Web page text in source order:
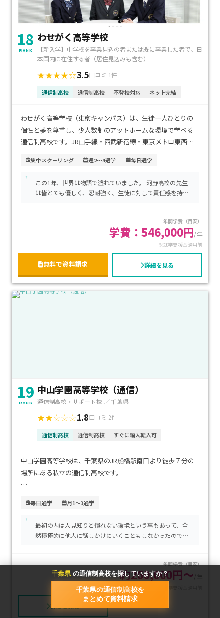
18
RANK
わせがく高等学校
【新入学】中学校を卒業見込の者または既に卒業した者で、日
本国内に在住する者（居住見込みも含む）
★★★★☆3.5口コミ 1件
通信制高校 通信制高校 不登校対応 ネット完結
​わせがく高等学校（東京キャンパス）は、生徒一人ひとりの
個性と夢を尊重し、少人数制のアットホームな環境で学べる
通信制高校です。​JR山手線・西武新宿線・東京メトロ東西線
立地です。 ​学習スタイルは全日型（週5日制）、通学型（週2
日制）、自学型（通信制）から選択可能で、学費はスタイルに
より異なりますが、全日型の場合、年間約968,000円となりま
集中スクーリング 週2～4通学 毎日通学
"
この1年、世界は物語で溢れていました。 河野高校の先生
は皆とても優しく、忍耐強く、生徒に対して責任感を持っ
年間学費（目安）
学費：546,000円/年
※就学支援金適用前
無料で資料請求 詳細を見る
19
RANK
中山学園高等学校（通信）
通信制高校・サポート校 ／ 千葉県
★★☆☆☆1.8口コミ 2件
通信制高校 通信制高校 すぐに編入転入可
中山学園高等学校は、千葉県のJR船橋駅南口より徒歩７分の
場所にある私立の通信制高校です。
ス」と、１ヶ月に２回程度土曜日に登校する「土曜スクーリン
グコース」の２つのコースがあります。
不登校経験者や勉強が苦手な生徒へのサポートが手厚く、先
生と生徒の距離が近いため話しやすい環境が整っています。
25名程度の少人数クラスで、基礎・基本から学習をスタート
できるのが特長です。
毎日通学 月1～3通学
"
最初の内は人見知りと慣れない環境という事もあって、全
然積極的に他人に話しかけにいくこともしなかったのです
年間学費（目安）
約260,000円～ /年
詳細を見る
千葉県の通信制高校を探していますか？
千葉県の通信制高校を
まとめて資料請求